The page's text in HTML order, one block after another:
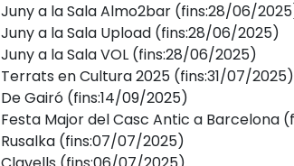
Juny a la Sala Almo2bar (fins:28/06/
Juny a la Sala Upload (fins:28/06/2025)
Juny a la Sala VOL (fins:28/06/2025)
Terrats en Cultura 2025 (fins:31/07/2025)
De Gairó (fins:14/09/2025)
Festa Major del Casc Antic a Barcelona
Rusalka (fins:07/07/2025)